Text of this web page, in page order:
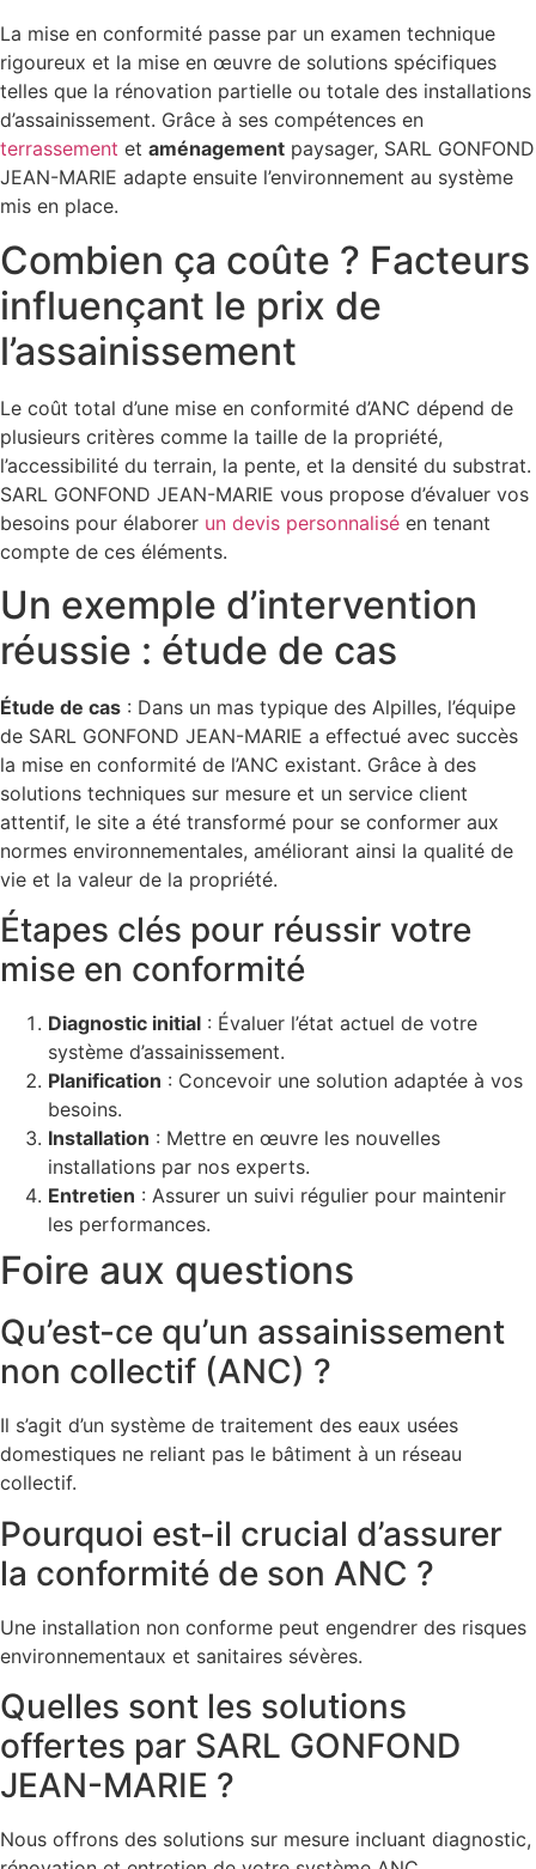
La mise en conformité passe par un examen technique
rigoureux et la mise en œuvre de solutions spécifiques
telles que la rénovation partielle ou totale des installations
d’assainissement. Grâce à ses compétences en
terrassement et aménagement paysager, SARL GONFOND
JEAN-MARIE adapte ensuite l’environnement au système
mis en place.
Combien ça coûte ? Facteurs
influençant le prix de
l’assainissement
Le coût total d’une mise en conformité d’ANC dépend de
plusieurs critères comme la taille de la propriété,
l’accessibilité du terrain, la pente, et la densité du substrat.
SARL GONFOND JEAN-MARIE vous propose d’évaluer vos
besoins pour élaborer un devis personnalisé en tenant
compte de ces éléments.
Un exemple d’intervention
réussie : étude de cas
Étude de cas : Dans un mas typique des Alpilles, l’équipe
de SARL GONFOND JEAN-MARIE a effectué avec succès
la mise en conformité de l’ANC existant. Grâce à des
solutions techniques sur mesure et un service client
attentif, le site a été transformé pour se conformer aux
normes environnementales, améliorant ainsi la qualité de
vie et la valeur de la propriété.
Étapes clés pour réussir votre
mise en conformité
Diagnostic initial : Évaluer l’état actuel de votre
système d’assainissement.
Planification : Concevoir une solution adaptée à vos
besoins.
Installation : Mettre en œuvre les nouvelles
installations par nos experts.
Entretien : Assurer un suivi régulier pour maintenir
les performances.
Foire aux questions
Qu’est-ce qu’un assainissement
non collectif (ANC) ?
Il s’agit d’un système de traitement des eaux usées
domestiques ne reliant pas le bâtiment à un réseau
collectif.
Pourquoi est-il crucial d’assurer
la conformité de son ANC ?
Une installation non conforme peut engendrer des risques
environnementaux et sanitaires sévères.
Quelles sont les solutions
offertes par SARL GONFOND
JEAN-MARIE ?
Nous offrons des solutions sur mesure incluant diagnostic,